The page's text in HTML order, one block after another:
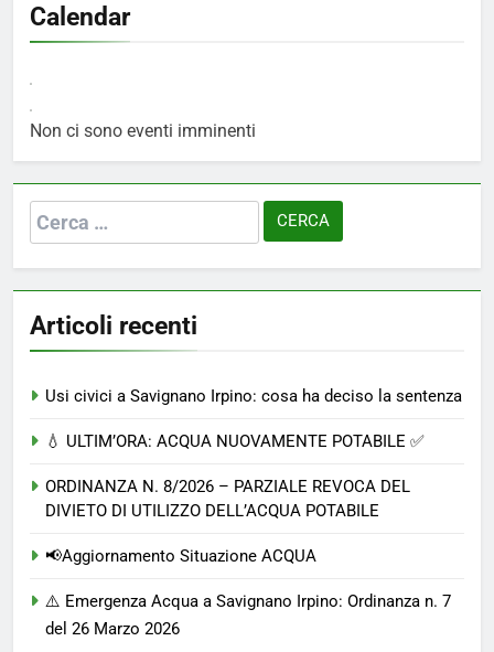
Calendar
Non ci sono eventi imminenti
Ricerca
per:
Articoli recenti
Usi civici a Savignano Irpino: cosa ha deciso la sentenza
💧 ULTIM’ORA: ACQUA NUOVAMENTE POTABILE ✅
ORDINANZA N. 8/2026 – PARZIALE REVOCA DEL
DIVIETO DI UTILIZZO DELL’ACQUA POTABILE
📢Aggiornamento Situazione ACQUA
⚠️ Emergenza Acqua a Savignano Irpino: Ordinanza n. 7
del 26 Marzo 2026